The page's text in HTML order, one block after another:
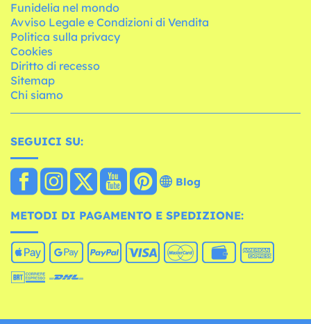
Funidelia nel mondo
Avviso Legale e Condizioni di Vendita
Politica sulla privacy
Cookies
Diritto di recesso
Sitemap
Chi siamo
SEGUICI SU:
Blog
METODI DI PAGAMENTO E SPEDIZIONE: